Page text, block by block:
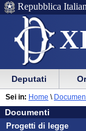
Menu
di
ausilio
alla
Vai
Menu
di
navigazione
principale
Repubblica
Menu
di
navigazione
principale
Vai
menu
di
sezione
Deputati
Documenti
Vai
al
contenuto
Documenti
Progetti di legge
Sei in: Home \